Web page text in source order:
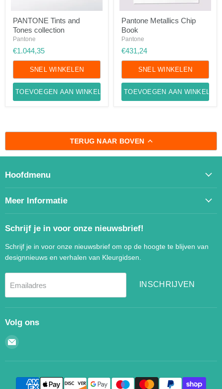
Tints
and
Tones
PANTONE Tints and
Tones collection
Pantone
€1.044,35
SNEL WINKELEN
TOEVOEGEN AAN WINKELWAGEN
Metallics
Chip
Book
Pantone Metallics Chip
Book
Pantone
€431,24
SNEL WINKELEN
TOEVOEGEN AAN
TERUG NAAR BOVEN
Hoofdmenu
Meer Informatie
Schrijf je in voor onze nieuwsbrief!
Schrijf je in voor onze nieuwsbrief om op de hoogte te blijven van
designnieuws en verhalen van Kleurgidsen.
Emailadres INSCHRIJVEN
Volg ons
Email